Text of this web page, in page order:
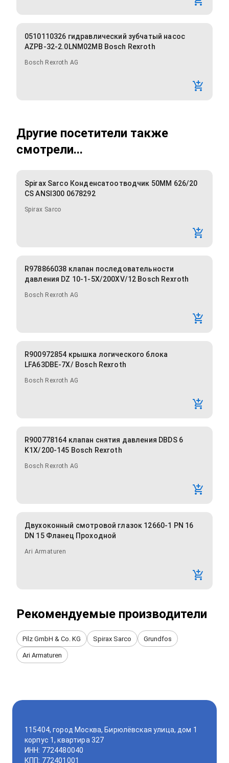
0510110326 гидравлический зубчатый насос
AZPB-32-2.0LNM02MB Bosch Rexroth
Bosch Rexroth AG
Другие посетители также
смотрели...
Spirax Sarco Конденсатоотводчик 50MM 626/20
CS ANSI300 0678292
Spirax Sarco
R978866038 клапан последовательности
давления DZ 10-1-5X/200XV/12 Bosch Rexroth
Bosch Rexroth AG
R900972854 крышка логического блока
LFA63DBE-7X/ Bosch Rexroth
Bosch Rexroth AG
R900778164 клапан снятия давления DBDS 6
K1X/200-145 Bosch Rexroth
Bosch Rexroth AG
Двухоконный смотровой глазок 12660-1 PN 16
DN 15 Фланец Проходной
Ari Armaturen
Рекомендуемые производители
Pilz GmbH & Co. KG Spirax Sarco Grundfos
Ari Armaturen
115404, город Москва, Бирюлёвская улица, дом 1
корпус 1, квартира 327
ИНН: 7724480040
КПП: 772401001